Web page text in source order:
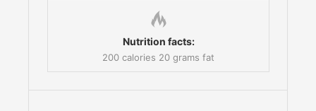
Nutrition facts:
200 calories 20 grams fat